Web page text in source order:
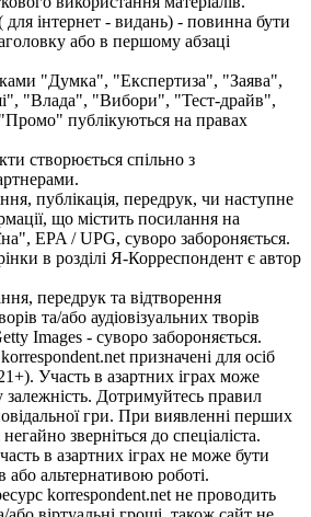
для інтернет - видань) - повинна бути
або в першому абзаці
"Думка", "Експертиза", "Заява",
"Влада", "Вибори", "Тест-драйв",
публікуються на правах
створюється спільно з
публікація, передрук, чи наступне
що містить посилання на
EPA / UPG, суворо забороняється.
в розділі Я-Корреспондент є автор
передрук та відтворення
та/або аудіовізуальних творів
Images - суворо забороняється.
призначені для осіб
Участь в азартних іграх може
залежність. Дотримуйтесь правил
гри. При виявленні перших
зверніться до спеціаліста.
в азартних іграх не може бути
або альтернативою роботі.
korrespondent.net не проводить